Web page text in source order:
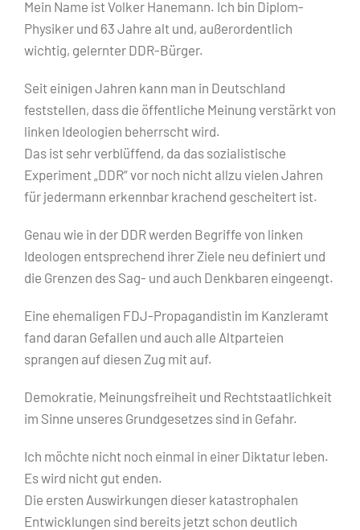
Mein Name ist Volker Hanemann. Ich bin Diplom-
Physiker und 63 Jahre alt und, außerordentlich
wichtig, gelernter DDR-Bürger.
Seit einigen Jahren kann man in Deutschland
feststellen, dass die öffentliche Meinung verstärkt von
linken Ideologien beherrscht wird.
Das ist sehr verblüffend, da das sozialistische
Experiment „DDR“ vor noch nicht allzu vielen Jahren
für jedermann erkennbar krachend gescheitert ist.
Genau wie in der DDR werden Begriffe von linken
Ideologen entsprechend ihrer Ziele neu definiert und
die Grenzen des Sag- und auch Denkbaren eingeengt.
Eine ehemaligen FDJ-Propagandistin im Kanzleramt
fand daran Gefallen und auch alle Altparteien
sprangen auf diesen Zug mit auf.
Demokratie, Meinungsfreiheit und Rechtstaatlichkeit
im Sinne unseres Grundgesetzes sind in Gefahr.
Ich möchte nicht noch einmal in einer Diktatur leben.
Es wird nicht gut enden.
Die ersten Auswirkungen dieser katastrophalen
Entwicklungen sind bereits jetzt schon deutlich